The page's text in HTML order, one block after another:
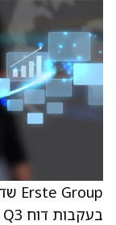
Erste Group שדרגה